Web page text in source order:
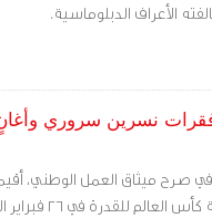
الأعراف الدبلوماسية.
فقرات نسرين سروري
صرح ميثاق العمل الوطني،
للقدرة في ٢٦ فبراير الماضي.